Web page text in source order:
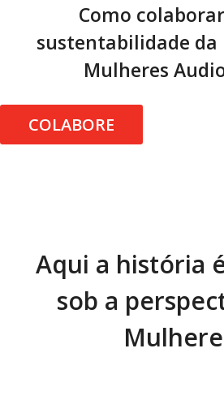
Como
sustentabilidade
Mulheres
COLABORE
Aqui a história
sob a